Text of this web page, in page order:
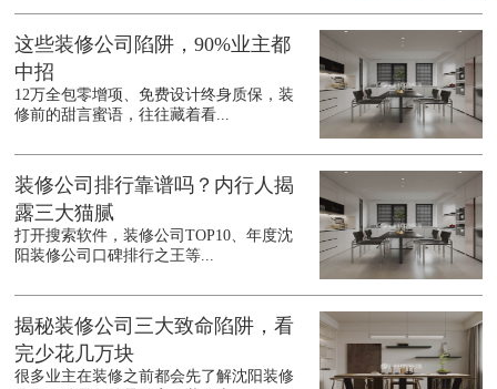
这些装修公司陷阱，90%业主都
中招
12万全包零增项、免费设计终身质保，装
修前的甜言蜜语，往往藏着看...
装修公司排行靠谱吗？内行人揭
露三大猫腻
打开搜索软件，装修公司TOP10、年度沈
阳装修公司口碑排行之王等...
揭秘装修公司三大致命陷阱，看
完少花几万块
很多业主在装修之前都会先了解沈阳装修